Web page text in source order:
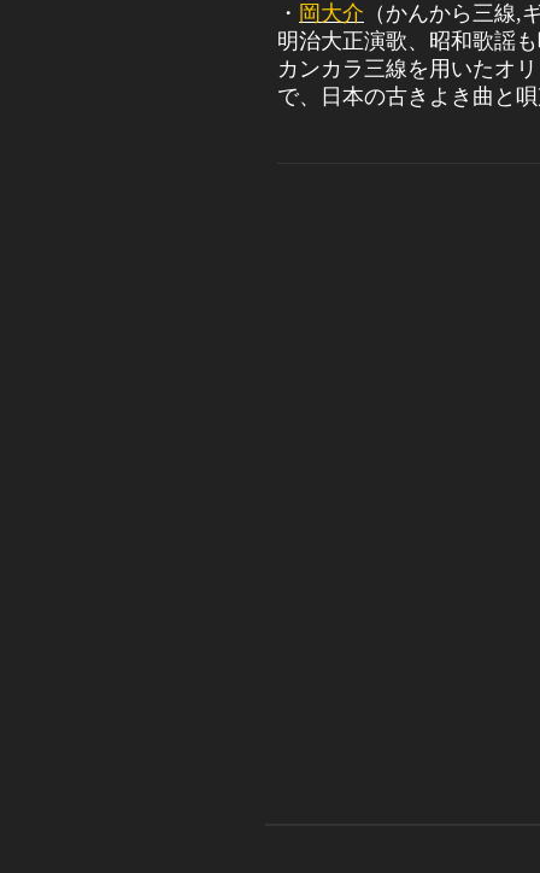
・ 岡大介 （かんから三線,
明治大正演歌、昭和歌謡
カンカラ三線を用いたオ
で、日本の古きよき曲と